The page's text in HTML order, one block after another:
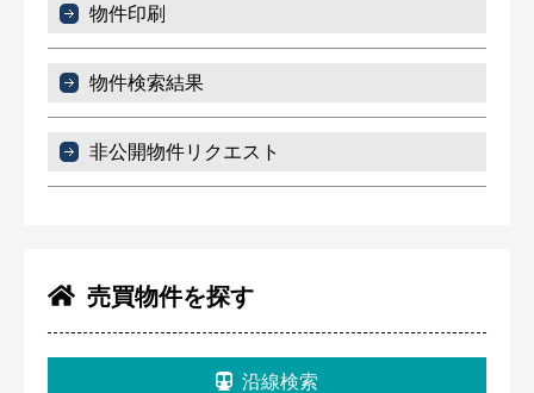
売買物件を探す
沿線検索
物件印刷
物件検索結果
非公開物件リクエスト